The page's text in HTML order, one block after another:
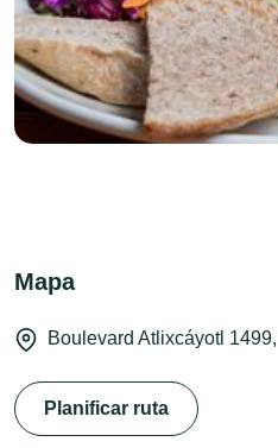
Mapa
Boulevard Atlixcáyotl
Planificar ruta